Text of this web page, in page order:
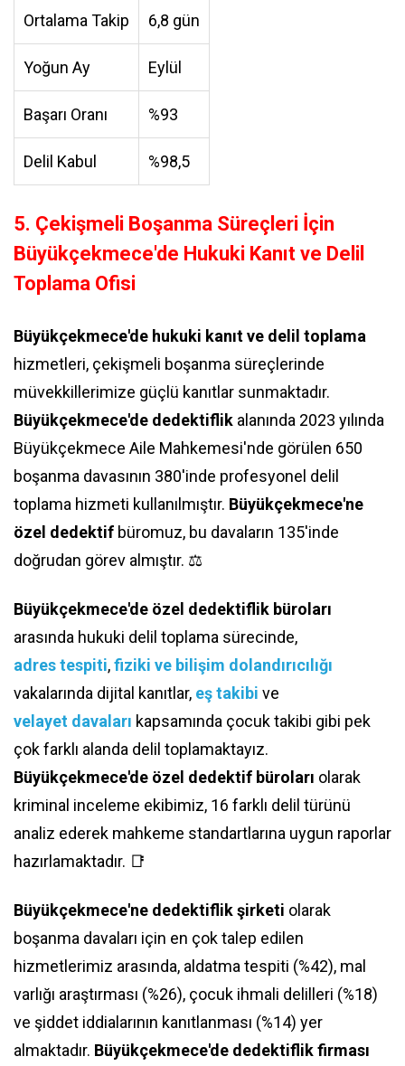
Ortalama Takip 6,8 gün
Yoğun Ay Eylül
Başarı Oranı %93
Delil Kabul %98,5
5. Çekişmeli Boşanma Süreçleri İçin
Büyükçekmece'de Hukuki Kanıt ve Delil
Toplama Ofisi
Büyükçekmece'de hukuki kanıt ve delil toplama
hizmetleri, çekişmeli boşanma süreçlerinde
müvekkillerimize güçlü kanıtlar sunmaktadır.
Büyükçekmece'de dedektiflik alanında 2023 yılında
Büyükçekmece Aile Mahkemesi'nde görülen 650
boşanma davasının 380'inde profesyonel delil
toplama hizmeti kullanılmıştır. Büyükçekmece'ne
özel dedektif büromuz, bu davaların 135'inde
doğrudan görev almıştır. ⚖️
Büyükçekmece'de özel dedektiflik büroları
arasında hukuki delil toplama sürecinde,
adres tespiti,fiziki ve bilişim dolandırıcılığı
vakalarında dijital kanıtlar, eş takibi ve
velayet davaları kapsamında çocuk takibi gibi pek
çok farklı alanda delil toplamaktayız.
Büyükçekmece'de özel dedektif büroları olarak
kriminal inceleme ekibimiz, 16 farklı delil türünü
analiz ederek mahkeme standartlarına uygun raporlar
hazırlamaktadır. 📑
Büyükçekmece'ne dedektiflik şirketi olarak
boşanma davaları için en çok talep edilen
hizmetlerimiz arasında, aldatma tespiti (%42), mal
varlığı araştırması (%26), çocuk ihmali delilleri (%18)
ve şiddet iddialarının kanıtlanması (%14) yer
almaktadır. Büyükçekmece'de dedektiflik firması